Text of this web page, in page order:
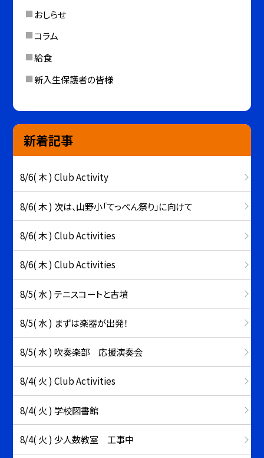
おしらせ
コラム
給食
新入生保護者の皆様
新着記事
8/6( 木 ) Club Activity
8/6( 木 ) 次は、山野小「てっぺん祭り」に向けて
8/6( 木 ) Club Activities
8/6( 木 ) Club Activities
8/5( 水 ) テニスコートと古墳
8/5( 水 ) まずは楽器が出発！
8/5( 水 ) 吹奏楽部 応援演奏会
8/4( 火 ) Club Activities
8/4( 火 ) 学校図書館
8/4( 火 ) 少人数教室 工事中